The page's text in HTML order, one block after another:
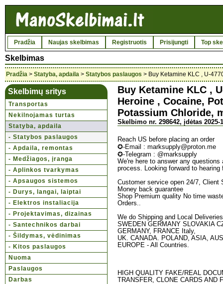
Pradžia Naujas skelbimas Registruotis Prisijungti Top
Skelbimas
Pradžia > Statyba, apdaila > Statybos paslaugos > Buy Ketamine KLC , U-
Skelbimų sritys
Transportas
Nekilnojamas turtas
Statyba, apdaila
- Statybos paslaugos
- Apdaila, remontas
- Medžiagos, įranga
- Aplinkos tvarkymas
- Apsaugos sistemos
- Durys, langai, laiptai
- Elektros instaliacija
- Projektavimas, dizainas
- Santechnikos darbai
- Šildymas, vėdinimas
- Kitos paslaugos
Nuoma
Paslaugos
Darbas
Buy Ketamine KLC ,
Heroine , Cocaine,
Potassium Chloride,
Skelbimo nr. 298642, įdėtas 2025-
Reach US before placing an order
✪-Email : marksupply@proton.me
✪-Telegram : @marksupply
We're here to answer any
process. Looking forward to hearing
Customer service open 24/7, Client
Money back guarantee
Shop Premium quality No time
Orders..
We do Shipping and Local
SWEDEN GERMANY SLOVAKIA
GERMANY, FRANCE Italy,
UK. CANADA. POLAND, ASIA,
EUROPE - All Countries.
HIGH QUALITY FAKE/REAL
TRANSFER, CLONE CARDS AND